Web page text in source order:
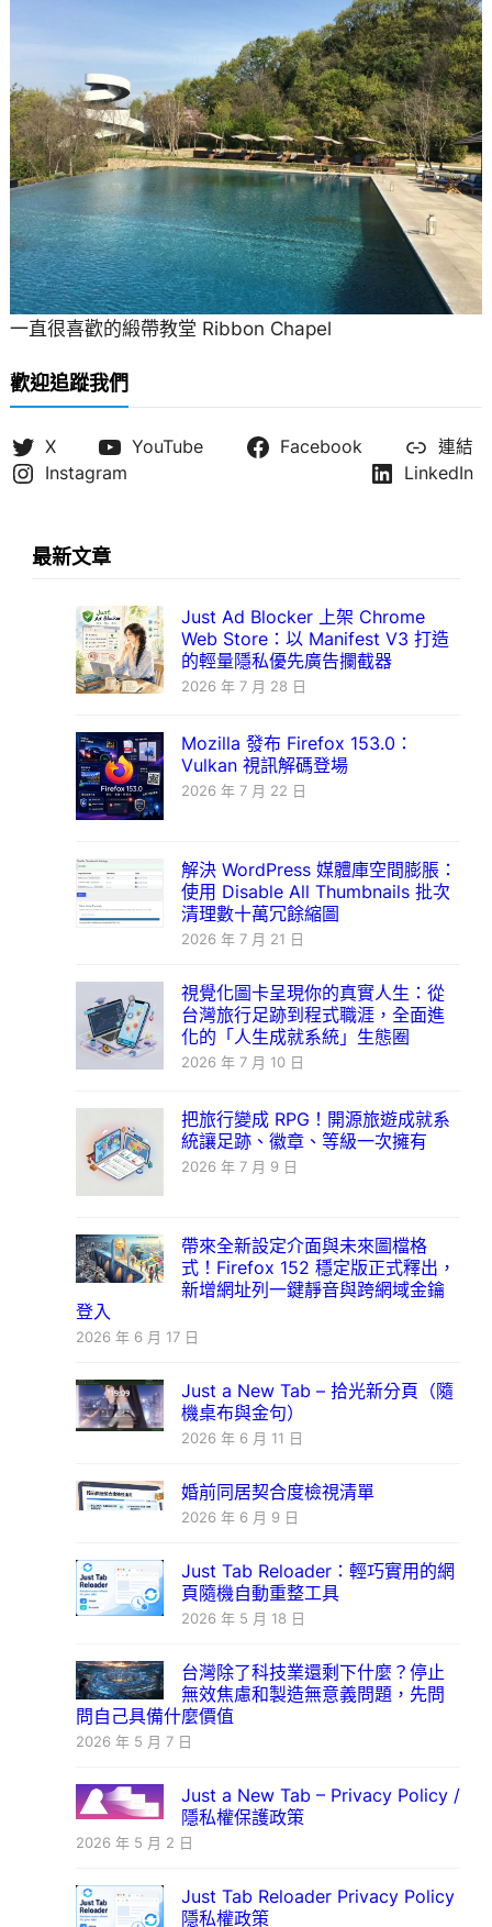
一直很喜歡的緞帶教堂 Ribbon Chapel
歡迎追蹤我們
X YouTube Facebook
連結
Instagram
LinkedIn
最新文章
Just Ad Blocker 上架 Chrome
Web Store：以 Manifest V3 打造
的輕量隱私優先廣告攔截器
2026 年 7 月 28 日
Mozilla 發布 Firefox 153.0：
Vulkan 視訊解碼登場
2026 年 7 月 22 日
解決 WordPress 媒體庫空間膨脹：
使用 Disable All Thumbnails 批次
清理數十萬冗餘縮圖
2026 年 7 月 21 日
視覺化圖卡呈現你的真實人生：從
台灣旅行足跡到程式職涯，全面進
化的「人生成就系統」生態圈
2026 年 7 月 10 日
把旅行變成 RPG！開源旅遊成就系
統讓足跡、徽章、等級一次擁有
2026 年 7 月 9 日
帶來全新設定介面與未來圖檔格
式！Firefox 152 穩定版正式釋出，
新增網址列一鍵靜音與跨網域金鑰
登入
2026 年 6 月 17 日
Just a New Tab – 拾光新分頁（隨
機桌布與金句）
2026 年 6 月 11 日
婚前同居契合度檢視清單
2026 年 6 月 9 日
Just Tab Reloader：輕巧實用的網
頁隨機自動重整工具
2026 年 5 月 18 日
台灣除了科技業還剩下什麼？停止
無效焦慮和製造無意義問題，先問
問自己具備什麼價值
2026 年 5 月 7 日
Just a New Tab – Privacy Policy /
隱私權保護政策
2026 年 5 月 2 日
Just Tab Reloader Privacy Policy
隱私權政策